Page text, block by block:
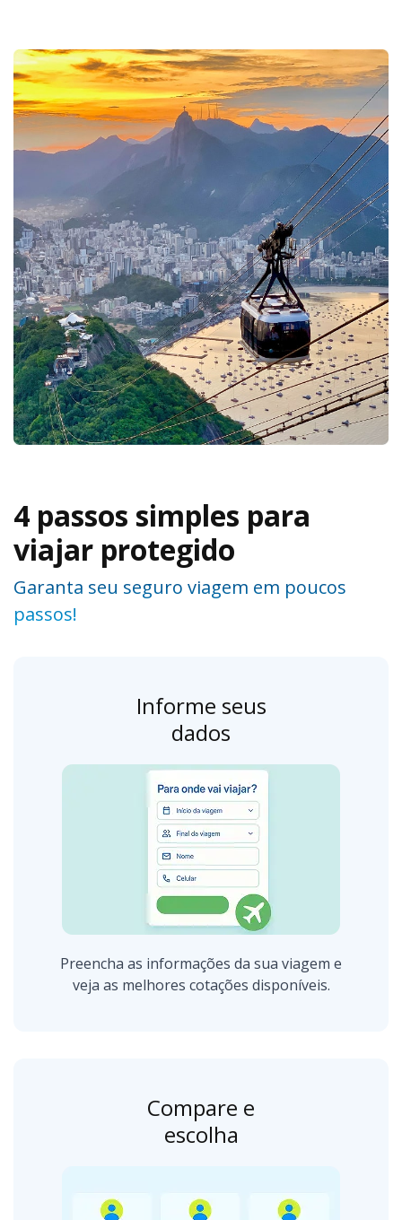
4 passos simples para
viajar protegido
Garanta seu seguro viagem em poucos
passos!
Informe seus
dados
Preencha as informações da sua viagem e
veja as melhores cotações disponíveis.
Compare e
escolha